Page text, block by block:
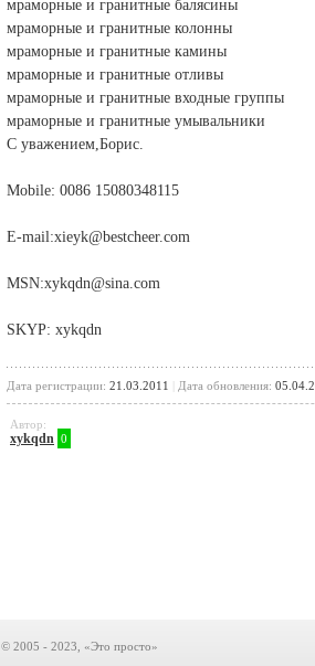
мраморные и гранитные балясины
мраморные и гранитные колонны
мраморные и гранитные камины
мраморные и гранитные отливы
мраморные и гранитные входные группы
мраморные и гранитные умывальники
С уважением,Борис.
Mobile: 0086 15080348115
E-mail:xieyk@bestcheer.com
MSN:xykqdn@sina.com
SKYP: xykqdn
Дата регистрации: 21.03.2011 Дата обновления:
Автор:
xykqdn 0
© 2005 - 2023, «Это просто»